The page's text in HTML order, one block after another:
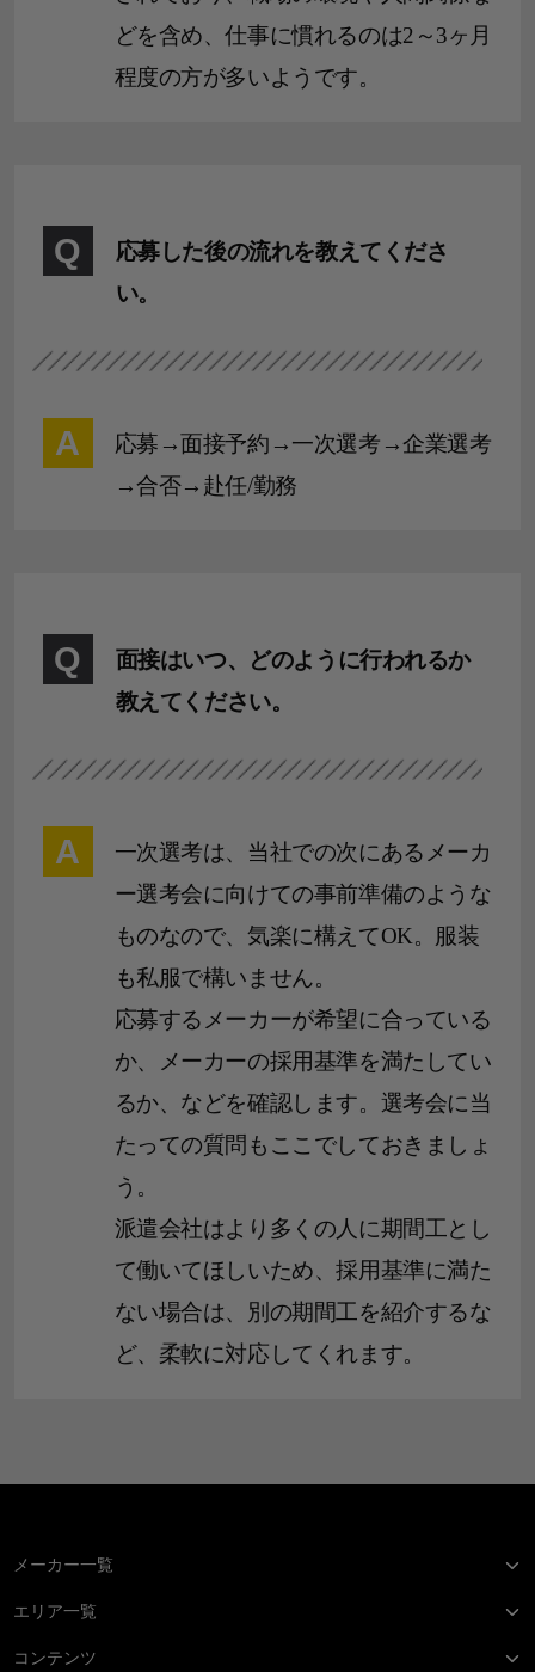
どを含め、仕事に慣れるのは2～3ヶ月
程度の方が多いようです。
Q
応募した後の流れを教えてくださ
い。
A
応募→面接予約→一次選考→企業選考
→合否→赴任/勤務
Q
面接はいつ、どのように行われるか
教えてください。
A
一次選考は、当社での次にあるメーカ
ー選考会に向けての事前準備のような
ものなので、気楽に構えてOK。服装
も私服で構いません。
応募するメーカーが希望に合っている
か、メーカーの採用基準を満たしてい
るか、などを確認します。選考会に当
たっての質問もここでしておきましょ
う。
派遣会社はより多くの人に期間工とし
て働いてほしいため、採用基準に満た
ない場合は、別の期間工を紹介するな
ど、柔軟に対応してくれます。
メーカー一覧
エリア一覧
コンテンツ